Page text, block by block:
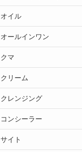
オイル
オールインワン
クマ
クリーム
クレンジング
コンシーラー
サイト